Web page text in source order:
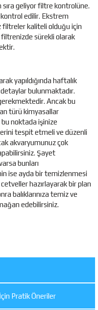
sıra geliyor filtre kontrolüne.
kontrol edilir. Ekstrem
kaliteli olduğu için
filtrenizde sürekli olarak
yapıldığında haftalık
bulunmaktadır.
Ancak bu
türü kimyasallar
bu noktada işinize
tespit etmeli ve düzenli
akvaryumunuz çok
Şayet
bunları
ise ayda bir temizlenmesi
hazırlayarak bir plan
balıklarınıza temiz ve
edebilirsiniz.
Pratik Öneriler